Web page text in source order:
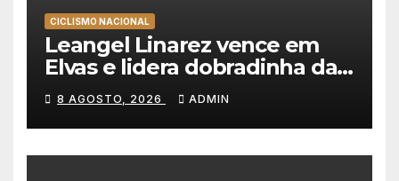
CICLISMO NACIONAL
Leangel Linarez vence em
Elvas e lidera dobradinha da
Tavfer-Ovos Matinados-
Mortágua
8 AGOSTO, 2026 ADMIN